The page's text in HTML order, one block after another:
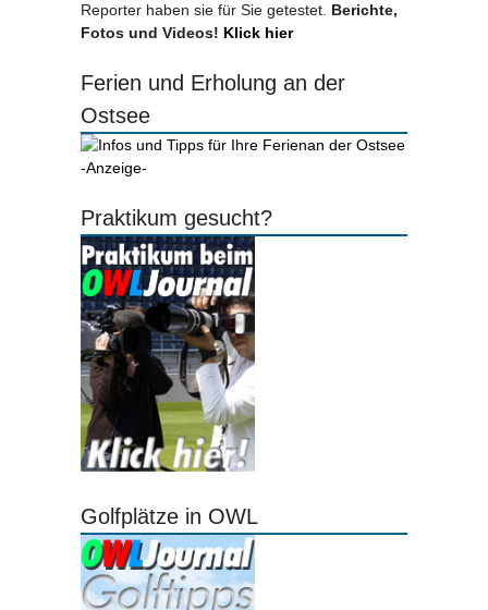
Reporter haben sie für Sie getestet. Berichte,
Fotos und Videos! Klick hier
Ferien und Erholung an der
Ostsee
-Anzeige-
Praktikum gesucht?
Golfplätze in OWL